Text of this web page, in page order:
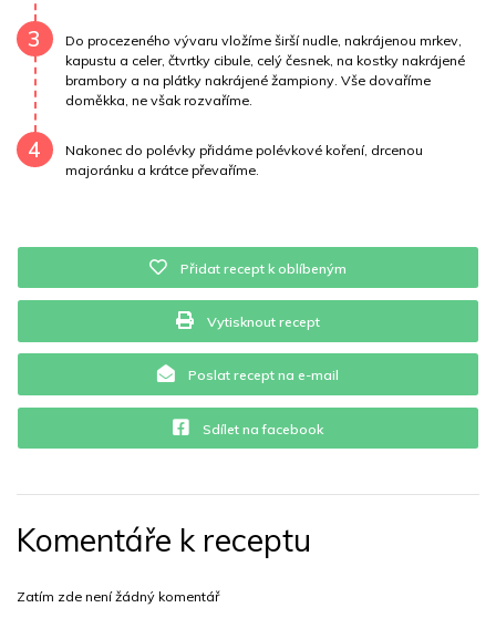
3
Do procezeného vývaru vložíme širší nudle, nakrájenou mrkev,
kapustu a celer, čtvrtky cibule, celý česnek, na kostky nakrájené
brambory a na plátky nakrájené žampiony. Vše dovaříme
doměkka, ne však rozvaříme.
4
Nakonec do polévky přidáme polévkové koření, drcenou
majoránku a krátce převaříme.
Přidat recept k oblíbeným
Vytisknout recept
Poslat recept na e-mail
Sdílet na facebook
Komentáře k receptu
Zatím zde není žádný komentář